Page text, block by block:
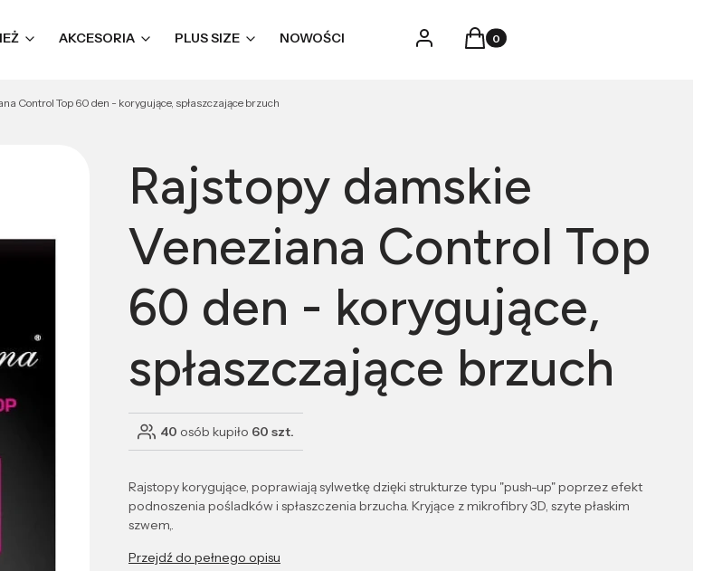
AKCESORIA PLUS SIZE NOWOŚCI Zaloguj sięProdukty w koszyku: 0. Zobacz
Koszyk
Control Top 60 den - korygujące, spłaszczające brzuch
Rajstopy damskie
Veneziana Control Top
60 den - korygujące,
spłaszczające brzuch
40 osób kupiło 60 szt.
Rajstopy korygujące, poprawiają sylwetkę dzięki strukturze typu "push-up" poprzez efekt
podnoszenia pośladków i spłaszczenia brzucha. Kryjące z mikrofibry 3D, szyte płaskim
szwem,.
Przejdź do pełnego opisu